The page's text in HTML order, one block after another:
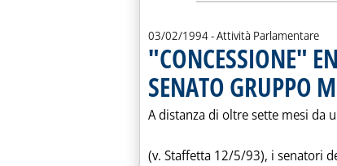
03/02/1994- Attività Parlamentare
"CONCESSIONE"
SENATO GRUPPO
A distanza di oltre sette mesi da
(v. Staffetta 12/5/93), i senatori